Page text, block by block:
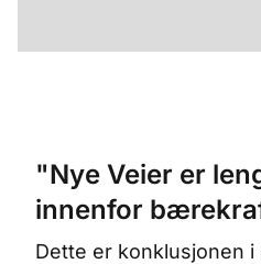
"Nye Veier er
innenfor
Dette er konklusjonen